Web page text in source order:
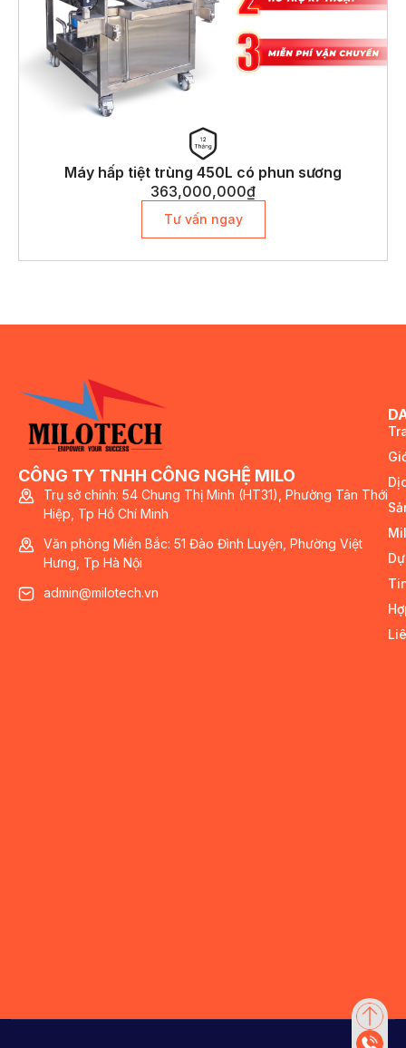
Máy hấp tiệt trùng 450L có phun sương
363,000,000₫
Tư vấn ngay
CÔNG TY TNHH CÔNG NGHỆ MILO
Trụ sở chính: 54 Chung Thị Minh (HT31), Phường Tân Thới
Hiệp, Tp Hồ Chí Minh
Văn phòng Miền Bắc: 51 Đào Đình Luyện, Phường Việt
Hưng, Tp Hà Nội
admin@milotech.vn